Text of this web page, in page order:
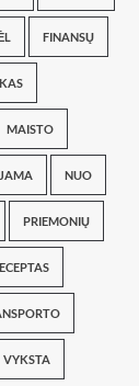
FINANSŲ
KAS
MAISTO
NUO
PRIEMONIŲ
VYKSTA